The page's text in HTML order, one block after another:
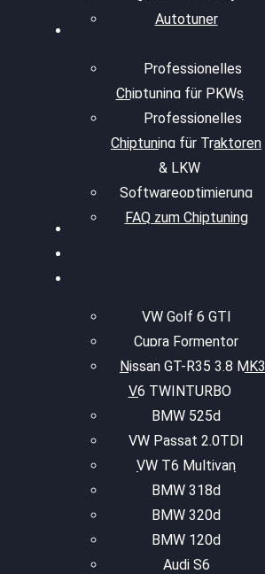
Autotuner
Professionelles
Chiptuning für PKWs
Professionelles
Chiptuning für Traktoren
& LKW
Softwareoptimierung
FAQ zum Chiptuning
VW Golf 6 GTI
Cupra Formentor
Nissan GT-R35 3.8 MK3
V6 TWINTURBO
BMW 525d
VW Passat 2.0TDI
VW T6 Multivan
BMW 318d
BMW 320d
BMW 120d
Audi S6